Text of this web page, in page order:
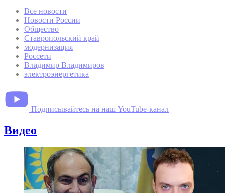
Все новости
Новости России
Общество
Ставропольский край
модернизация
Россети
Владимир Владимиров
электроэнергетика
Подписывайтесь на наш YouTube-канал
Видео